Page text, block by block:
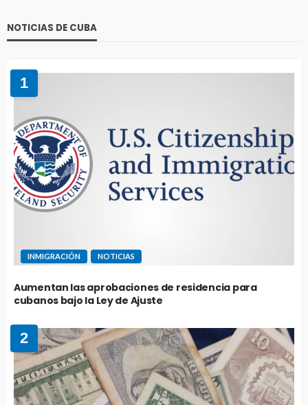
NOTICIAS DE CUBA
1
INMIGRACIÓN NOTICIAS
Aumentan las aprobaciones de residencia para
cubanos bajo la Ley de Ajuste
2